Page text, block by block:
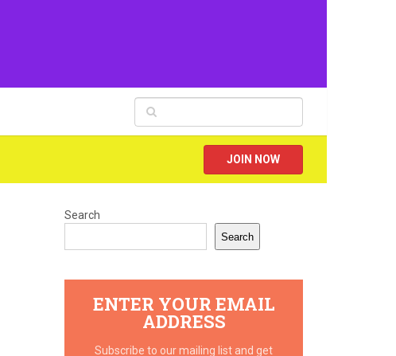
JOIN NOW
Search
Search
ENTER YOUR EMAIL
ADDRESS
Subscribe to our mailing list and get